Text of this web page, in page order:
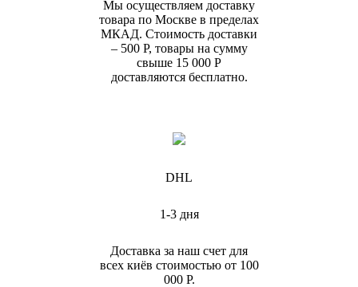
Мы осуществляем доставку
товара по Москве в пределах
МКАД. Стоимость доставки
– 500 Р, товары на сумму
свыше 15 000 Р
доставляются бесплатно.
DHL
1-3 дня
Доставка за наш счет для
всех киёв стоимостью от 100
000 Р.